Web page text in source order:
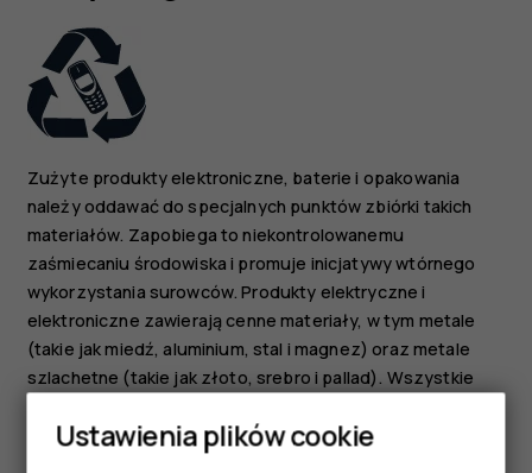
instrukcja
obsługi
Zużyte produkty elektroniczne, baterie i opakowania
należy oddawać do specjalnych punktów zbiórki takich
materiałów. Zapobiega to niekontrolowanemu
zaśmiecaniu środowiska i promuje inicjatywy wtórnego
wykorzystania surowców. Produkty elektryczne i
elektroniczne zawierają cenne materiały, w tym metale
(takie jak miedź, aluminium, stal i magnez) oraz metale
szlachetne (takie jak złoto, srebro i pallad). Wszystkie
w postaci surowców lub energii.
Ustawienia plików cookie